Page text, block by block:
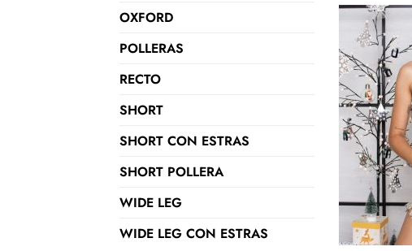
OXFORD
POLLERAS
RECTO
SHORT
SHORT CON ESTRAS
SHORT POLLERA
WIDE LEG
WIDE LEG CON ESTRAS